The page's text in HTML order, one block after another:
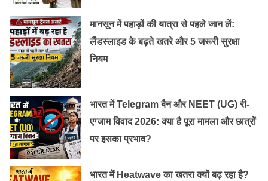
मानसून में पहाड़ों की यात्रा से पहले जान लें:
लैंडस्लाइड के बढ़ते खतरे और 5 जरूरी सुरक्षा
नियम
भारत में Telegram बैन और NEET (UG) री-
एग्जाम विवाद 2026: क्या है पूरा मामला और छात्रों
पर इसका प्रभाव?
भारत में Heatwave का खतरा क्यों बढ़ रहा है?